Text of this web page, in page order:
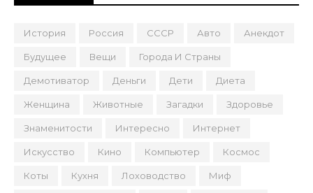
История Россия СССР Авто Анекдот
Будущее Вещи Города И Страны
Демотиватор Деньги Дети Диета
Женщина Животные Загадки Здоровье
Знаменитости Интересно Интернет
Искусство Кино Компьютер Космос
Коты Кухня Лоховодство Миф